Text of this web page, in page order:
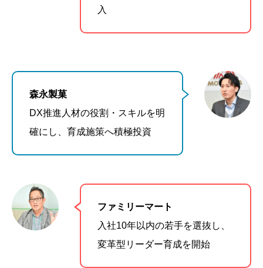
入
森永製菓
DX推進人材の役割・スキルを明
確にし、育成施策へ積極投資
ファミリーマート
入社10年以内の若手を選抜し、
変革型リーダー育成を開始